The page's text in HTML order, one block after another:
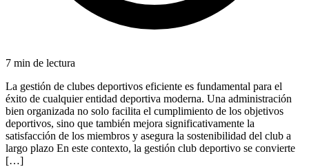
7 min de lectura
La gestión de clubes deportivos eficiente es fundamental para el
éxito de cualquier entidad deportiva moderna. Una administración
bien organizada no solo facilita el cumplimiento de los objetivos
deportivos, sino que también mejora significativamente la
satisfacción de los miembros y asegura la sostenibilidad del club a
largo plazo En este contexto, la gestión club deportivo se convierte
[…]